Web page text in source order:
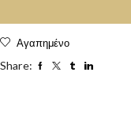
Αγαπημένο
Share: